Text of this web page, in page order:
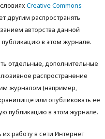
Creative Commons
другим распространять
авторства данной
в этом журнале.
отдельные, дополнительные
распространение
журналом (например,
или опубликовать ее
публикацию в этом журнале.
работу в сети Интернет